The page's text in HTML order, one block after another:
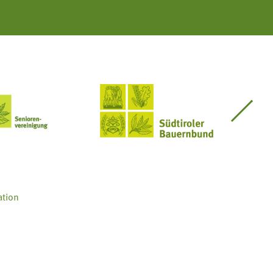
Seniorenvereinigung im SBB Südtiroler Bauernbund